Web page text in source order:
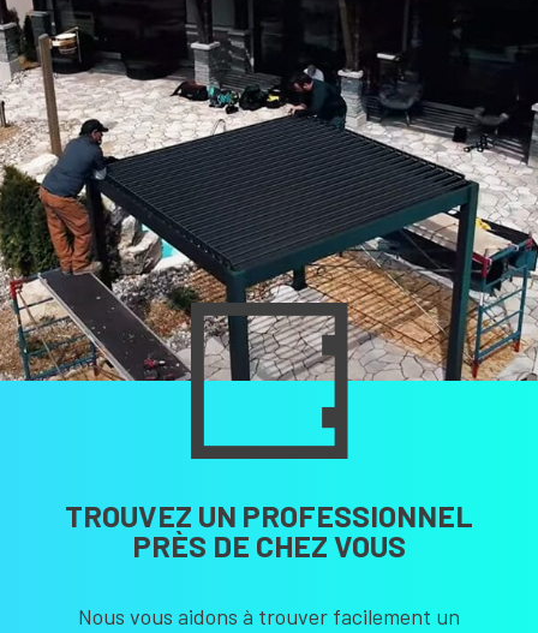
TROUVEZ UN PROFESSIONNEL
PRÈS DE CHEZ VOUS
Nous vous aidons à trouver facilement un